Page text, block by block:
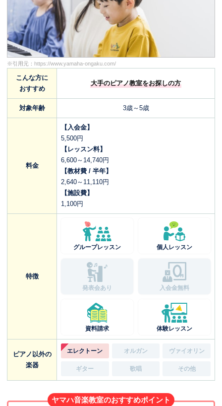
※引用元： https://www.yamaha-ongaku.com/
こんな方に
おすすめ
大手のピアノ教室をお探しの方
対象年齢 3歳～5歳
料金
【入会金】
5,500円
【レッスン料】
6,600～14,740円
【教材費 / 半年】
2,640～11,110円
【施設費】
1,100円
特徴
グループレッスン 個人レッスン
発表会あり 入会金無料
資料請求 体験レッスン
ピアノ以外の
楽器
エレクトーン オルガン ヴァイオリン
ギター 歌唱 その他
ヤマハ音楽教室のおすすめポイント